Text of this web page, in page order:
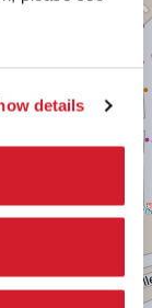
details